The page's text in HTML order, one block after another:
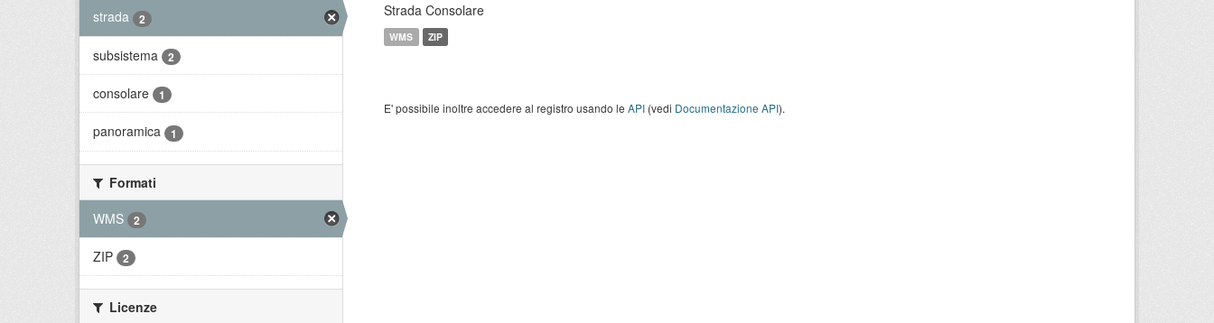
strada 2
subsistema 2
consolare 1
panoramica 1
Formati
WMS
2
ZIP 2
Licenze
Strada Consolare
WMS ZIP
E' possibile inoltre accedere al registro usando le API (vedi Documentazione API).